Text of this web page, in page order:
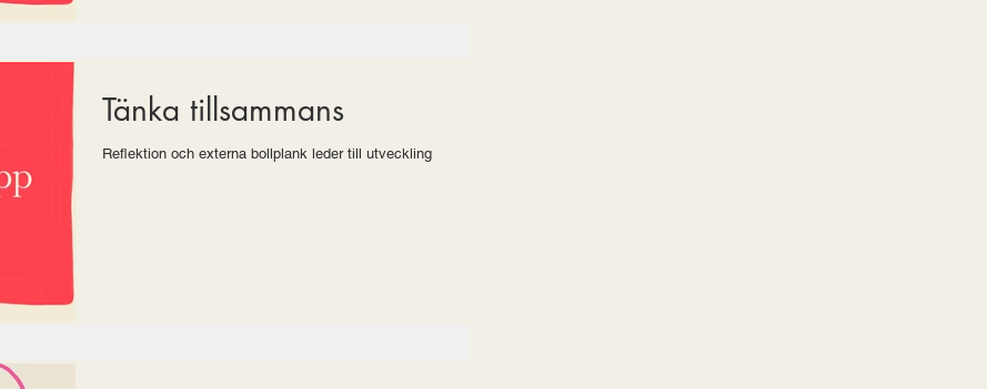
Tänka tillsammans
Reflektion och externa bollplank leder till utveckling